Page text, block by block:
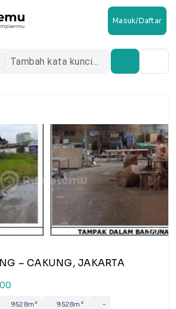
Masuk/Daftar
1/7
– CAKUNG, JAKARTA
9528m² 9528m² -